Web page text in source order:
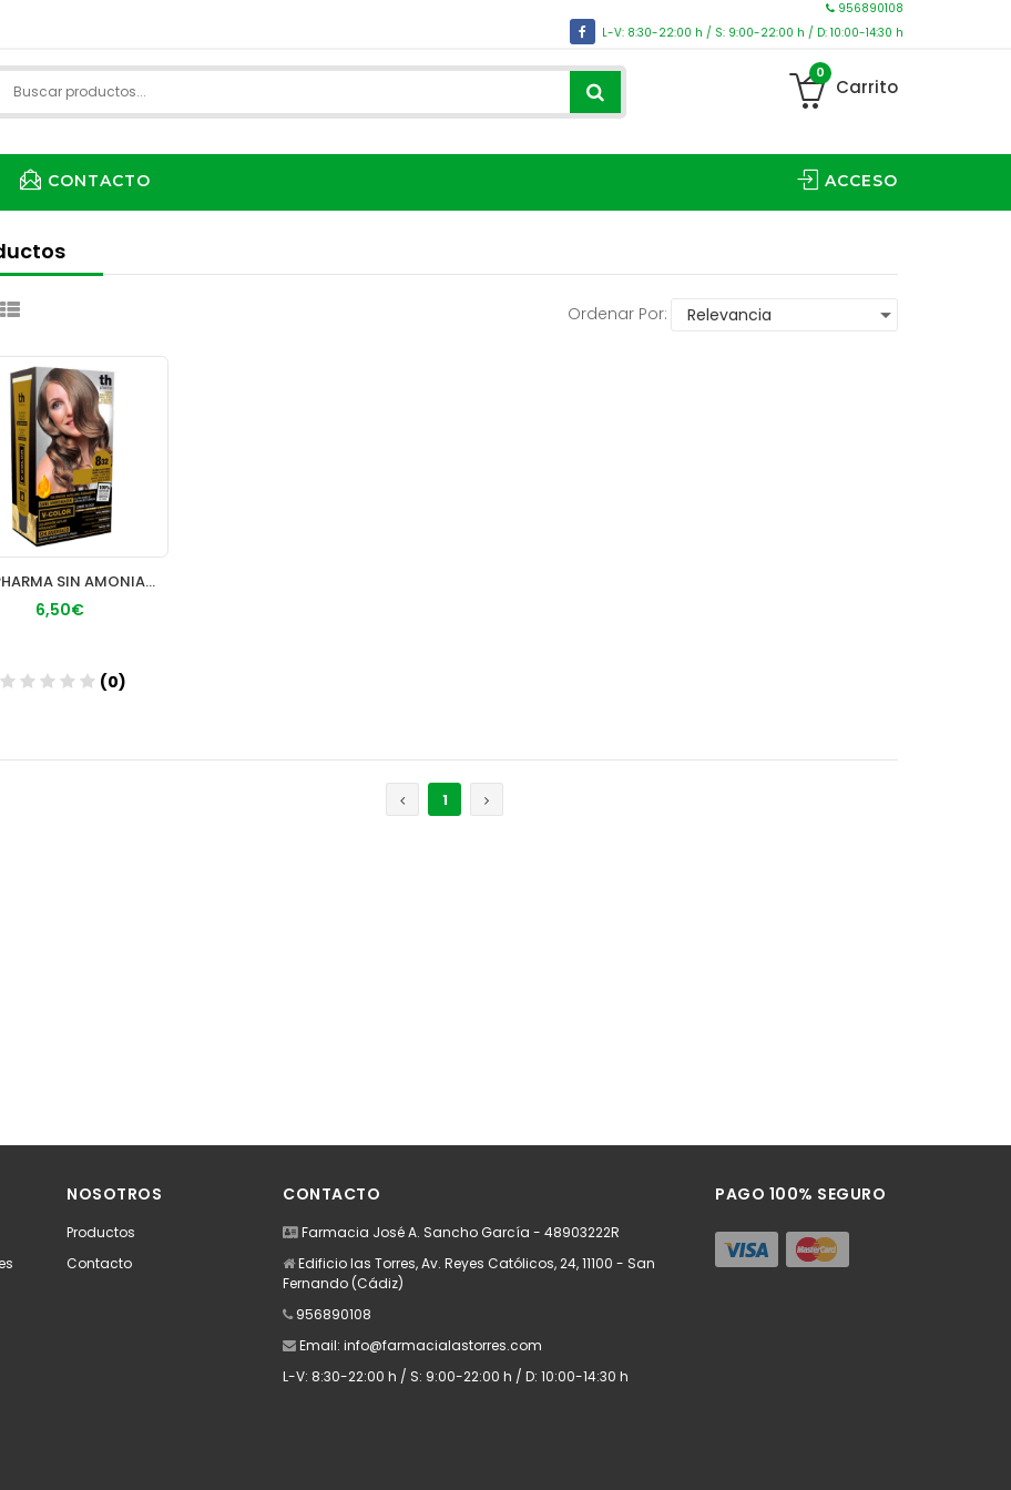
956890108
L-V: 8:30-22:00 h / S: 9:00-22:00 h / D: 10:00-14:30 h
0
Carrito
CONTACTO ACCESO
Ordenar Por:
TH PHARMA SIN AMONIACO N¬8.32
6,50€
(0)
1
NOSOTROS
Productos
Contacto
CONTACTO
Farmacia José A. Sancho García - 48903222R
Edificio las Torres, Av. Reyes Católicos, 24, 11100 - San
Fernando (Cádiz)
956890108
Email: info@farmacialastorres.com
L-V: 8:30-22:00 h / S: 9:00-22:00 h / D: 10:00-14:30 h
PAGO 100% SEGURO